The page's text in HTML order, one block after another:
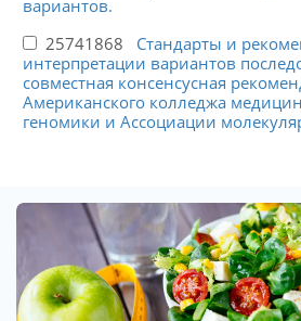
вариантов.
25741868 Стандарты и
интерпретации вариантов
совместная консенсусная
Американского колледжа
геномики и Ассоциации